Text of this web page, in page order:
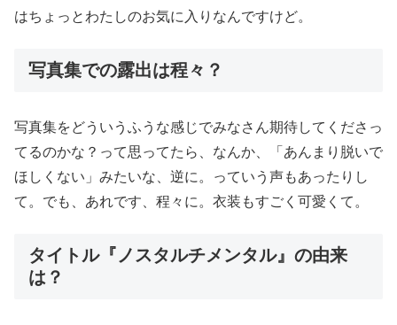
はちょっとわたしのお気に入りなんですけど。
写真集での露出は程々？
写真集をどういうふうな感じでみなさん期待してくださっ
てるのかな？って思ってたら、なんか、「あんまり脱いで
ほしくない」みたいな、逆に。っていう声もあったりし
て。でも、あれです、程々に。衣装もすごく可愛くて。
タイトル『ノスタルチメンタル』の由来
は？